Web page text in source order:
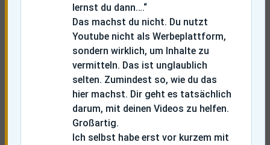
lernst du dann….“
Das machst du nicht. Du nutzt
Youtube nicht als Werbeplattform,
sondern wirklich, um Inhalte zu
vermitteln. Das ist unglaublich
selten. Zumindest so, wie du das
hier machst. Dir geht es tatsächlich
darum, mit deinen Videos zu helfen.
Großartig.
Ich selbst habe erst vor kurzem mit